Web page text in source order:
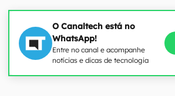
O Canaltech está no
WhatsApp!
Entre no canal e acompanhe
notícias e dicas de tecnologia